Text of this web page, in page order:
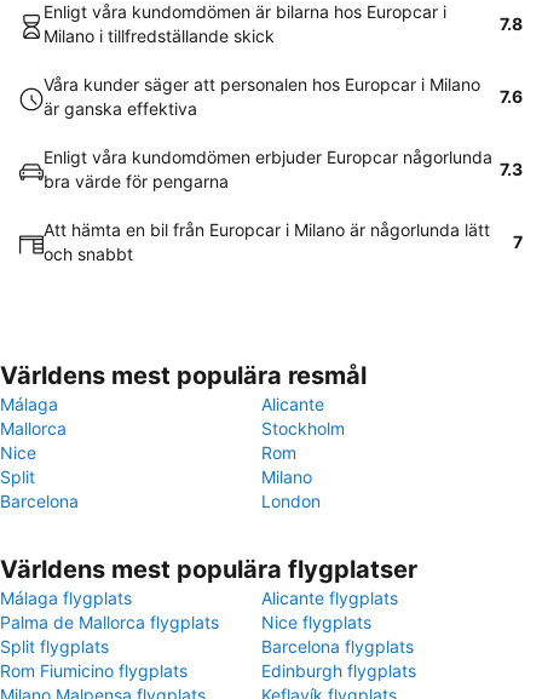
Enligt våra kundomdömen är bilarna hos Europcar i
Milano i tillfredställande skick
7.8
Våra kunder säger att personalen hos Europcar i Milano
är ganska effektiva
7.6
Enligt våra kundomdömen erbjuder Europcar någorlunda
bra värde för pengarna
7.3
Att hämta en bil från Europcar i Milano är någorlunda lätt
och snabbt
7
Världens mest populära resmål
Málaga
Alicante
Mallorca
Stockholm
Nice
Rom
Split
Milano
Barcelona
London
Världens mest populära flygplatser
Málaga flygplats
Alicante flygplats
Palma de Mallorca flygplats
Nice flygplats
Split flygplats
Barcelona flygplats
Rom Fiumicino flygplats
Edinburgh flygplats
Milano Malpensa flygplats
Keflavík flygplats